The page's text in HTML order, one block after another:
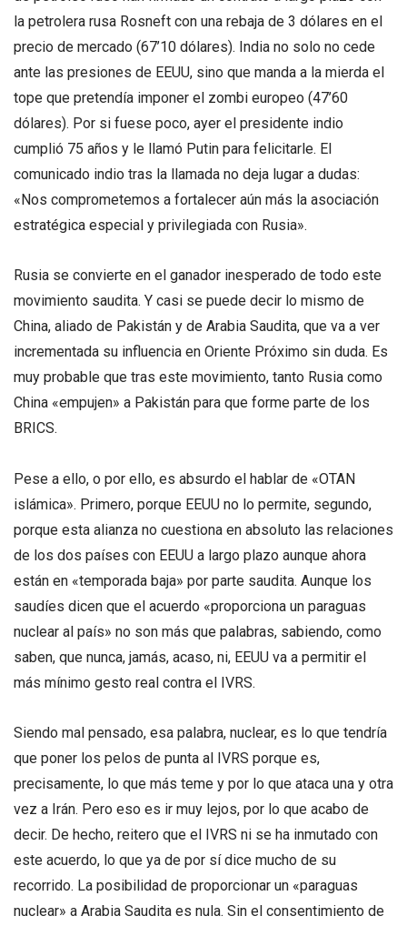
la petrolera rusa Rosneft con una rebaja de 3 dólares en el
precio de mercado (67’10 dólares). India no solo no cede
ante las presiones de EEUU, sino que manda a la mierda el
tope que pretendía imponer el zombi europeo (47’60
dólares). Por si fuese poco, ayer el presidente indio
cumplió 75 años y le llamó Putin para felicitarle. El
comunicado indio tras la llamada no deja lugar a dudas:
«Nos comprometemos a fortalecer aún más la asociación
estratégica especial y privilegiada con Rusia».
Rusia se convierte en el ganador inesperado de todo este
movimiento saudita. Y casi se puede decir lo mismo de
China, aliado de Pakistán y de Arabia Saudita, que va a ver
incrementada su influencia en Oriente Próximo sin duda. Es
muy probable que tras este movimiento, tanto Rusia como
China «empujen» a Pakistán para que forme parte de los
BRICS.
Pese a ello, o por ello, es absurdo el hablar de «OTAN
islámica». Primero, porque EEUU no lo permite, segundo,
porque esta alianza no cuestiona en absoluto las relaciones
de los dos países con EEUU a largo plazo aunque ahora
están en «temporada baja» por parte saudita. Aunque los
saudíes dicen que el acuerdo «proporciona un paraguas
nuclear al país» no son más que palabras, sabiendo, como
saben, que nunca, jamás, acaso, ni, EEUU va a permitir el
más mínimo gesto real contra el IVRS.
Siendo mal pensado, esa palabra, nuclear, es lo que tendría
que poner los pelos de punta al IVRS porque es,
precisamente, lo que más teme y por lo que ataca una y otra
vez a Irán. Pero eso es ir muy lejos, por lo que acabo de
decir. De hecho, reitero que el IVRS ni se ha inmutado con
este acuerdo, lo que ya de por sí dice mucho de su
recorrido. La posibilidad de proporcionar un «paraguas
nuclear» a Arabia Saudita es nula. Sin el consentimiento de